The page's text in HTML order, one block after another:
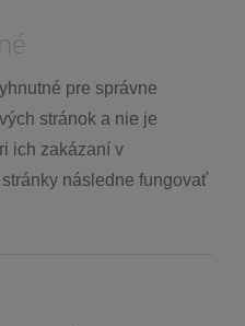
pre správne
stránok a nie je
ich zakázaní v
následne fungovať